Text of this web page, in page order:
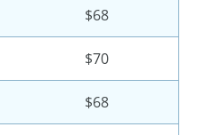
$68
$70
$68